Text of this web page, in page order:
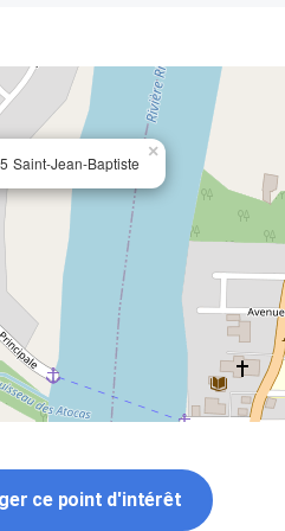
Saint-Jean-Baptiste
×
ce point d'intérêt